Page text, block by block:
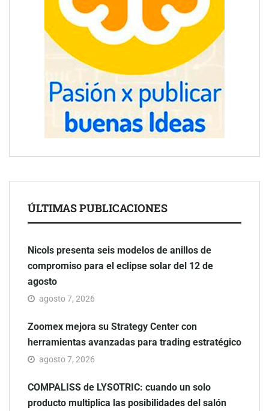
ÚLTIMAS PUBLICACIONES
Nicols presenta seis modelos de anillos de
compromiso para el eclipse solar del 12 de
agosto
agosto 7, 2026
Zoomex mejora su Strategy Center con
herramientas avanzadas para trading estratégico
agosto 7, 2026
COMPALISS de LYSOTRIC: cuando un solo
producto multiplica las posibilidades del salón